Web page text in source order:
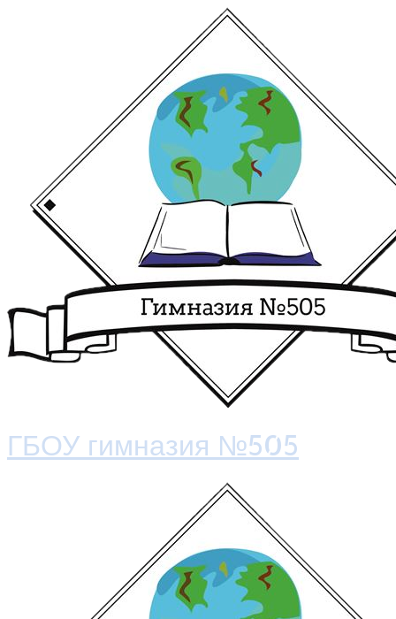
ГБОУ гимназия №505